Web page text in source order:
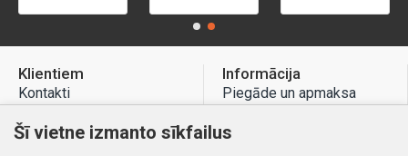
Klientiem
Kontakti
Preču atgriešana
Informācija
Piegāde un apmaksa
Atteikuma tiesības
Šī vietne izmanto sīkfailus